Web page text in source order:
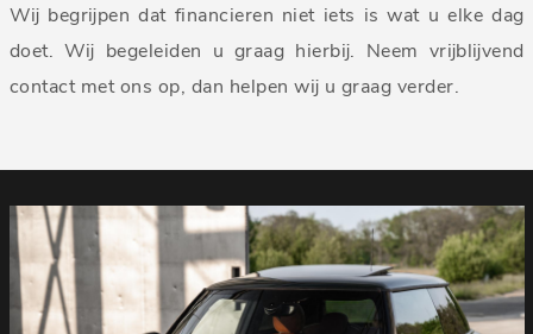
Wij begrijpen dat financieren niet iets is wat u elke dag
doet. Wij begeleiden u graag hierbij. Neem vrijblijvend
contact met ons op, dan helpen wij u graag verder.